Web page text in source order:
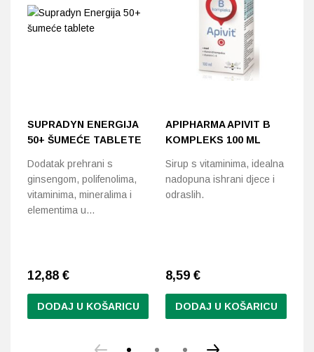
SUPRADYN ENERGIJA
50+ ŠUMEĆE TABLETE
Dodatak prehrani s
ginsengom, polifenolima,
vitaminima, mineralima i
elementima u…
12,88 €
DODAJ U KOŠARICU
APIPHARMA APIVIT B
KOMPLEKS 100 ML
Sirup s vitaminima, idealna
nadopuna ishrani djece i
odraslih.
8,59 €
DODAJ U KOŠARICU